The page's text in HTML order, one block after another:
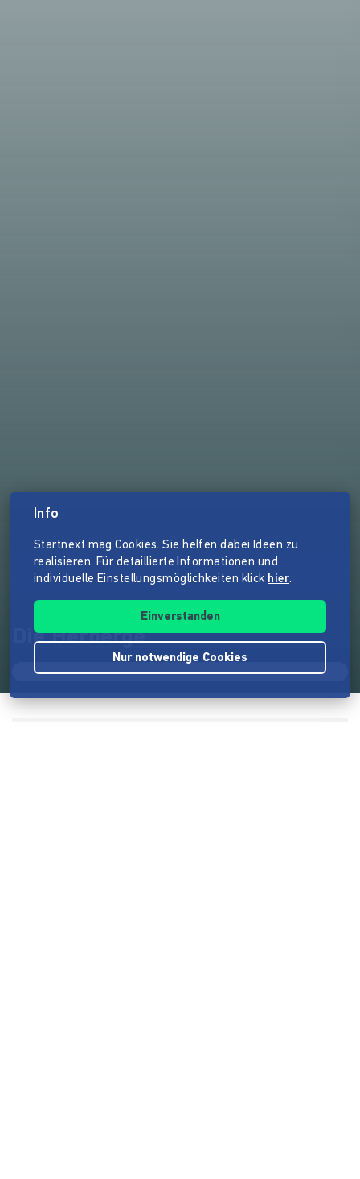
Die Herberge
Info
Startnext mag Cookies. Sie helfen dabei Ideen zu
realisieren. Für detaillierte Informationen und
individuelle Einstellungsmöglichkeiten klick hier.
Einverstanden
Nur notwendige Cookies